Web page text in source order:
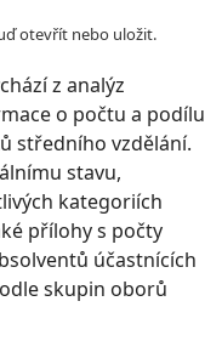
otevřít nebo uložit.
z analýz
o počtu a podílu
středního vzdělání.
stavu,
kategoriích
přílohy s počty
účastnících
skupin oborů